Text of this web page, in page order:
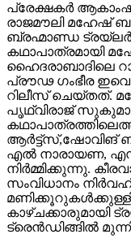
പ്രേക്ഷകർ
രാജമൗലി മഹേഷ്
ബ്രഹ്മാണ്ഡ ട്രയ്ലർ
കഥാപാത്രമായി
ഹൈദരാബാദിലെ
പ്രൗഢ ഗംഭീര
റിലീസ് ചെയ്തത്.
പൃഥ്വിരാജ്
ആർട്ട്സ്,ഷോവിങ്
എൽ നാരായണ,
നിർമ്മിക്കുന്നു.
സംവിധാനം
കാഴ്ചക്കാരുമായി
ട്രെൻഡിങ്ങിൽ